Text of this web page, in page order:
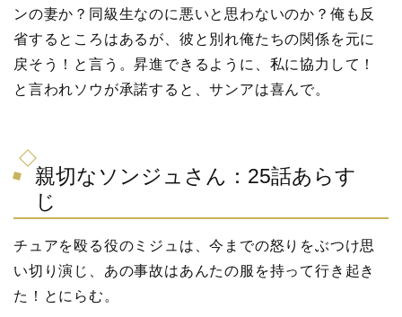
ンの妻か？同級生なのに悪いと思わないのか？俺も反
省するところはあるが、彼と別れ俺たちの関係を元に
戻そう！と言う。昇進できるように、私に協力して！
と言われソウが承諾すると、サンアは喜んで。
親切なソンジュさん：25話あらす
じ
チュアを殴る役のミジュは、今までの怒りをぶつけ思
い切り演じ、あの事故はあんたの服を持って行き起き
た！とにらむ。